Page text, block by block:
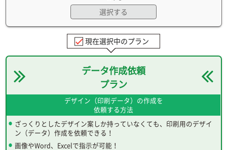
選択する
現在選択中のプラン
データ作成依頼
プラン
デザイン（印刷データ）の作成を
依頼する方法
ざっくりとしたデザイン案しか持っていなくても、印刷用のデザイ
ン（データ）作成を依頼できる！
画像やWord、Excelで指示が可能！